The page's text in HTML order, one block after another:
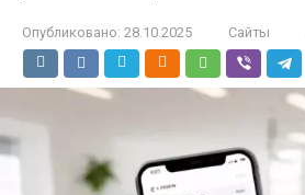
Опубликовано: 28.10.2025 Сайты